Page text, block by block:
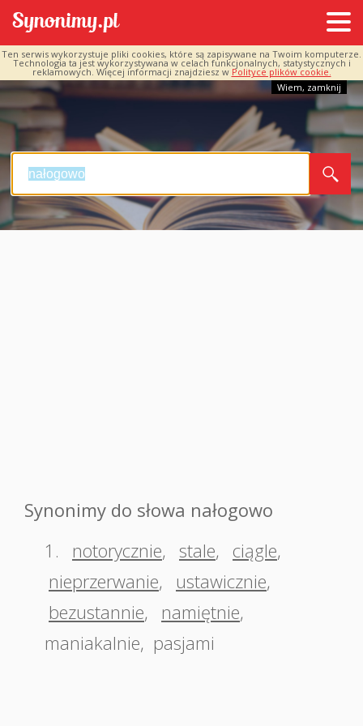
Ten serwis wykorzystuje pliki cookies, które są zapisywane na Twoim komputerze.
Technologia ta jest wykorzystywana w celach funkcjonalnych, statystycznych i
reklamowych. Więcej informacji znajdziesz w Polityce plików cookie.
Wiem, zamknij
Synonimy do słowa nałogowo
1.
notorycznie, stale, ciągle,
nieprzerwanie, ustawicznie,
bezustannie, namiętnie,
maniakalnie, pasjami